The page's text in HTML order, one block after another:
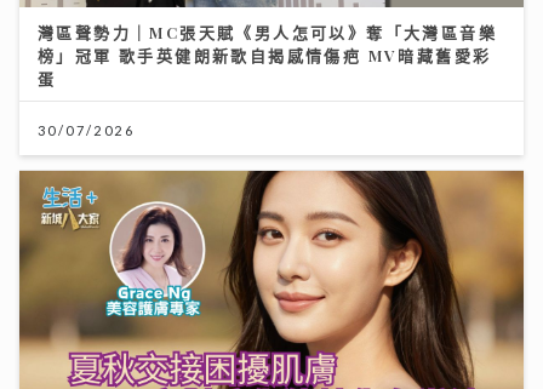
灣區聲勢力｜MC張天賦《男人怎可以》奪「大灣區音樂
榜」冠軍 歌手英健朗新歌自揭感情傷疤 MV暗藏舊愛彩
蛋
30/07/2026